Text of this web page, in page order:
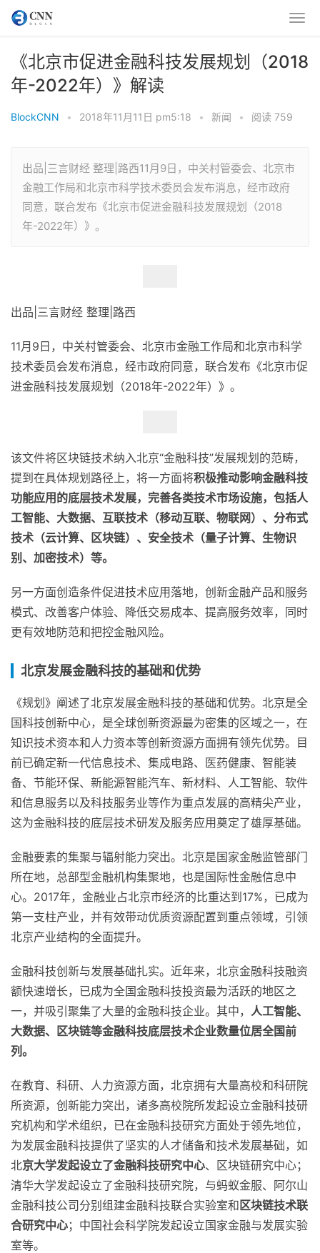
《北京市促进金融科技发展规划（2018
年-2022年）》解读
BlockCNN • 2018年11月11日 pm5:18 • 新闻 • 阅读 759
出品|三言财经 整理|路西11月9日，中关村管委会、北京市
金融工作局和北京市科学技术委员会发布消息，经市政府
同意，联合发布《北京市促进金融科技发展规划（2018
年-2022年）》。
出品|三言财经 整理|路西
11月9日，中关村管委会、北京市金融工作局和北京市科学
技术委员会发布消息，经市政府同意，联合发布《北京市促
进金融科技发展规划（2018年-2022年）》。
该文件将区块链技术纳入北京“金融科技”发展规划的范畴，
提到在具体规划路径上，将一方面将积极推动影响金融科技
功能应用的底层技术发展，完善各类技术市场设施，包括人
工智能、大数据、互联技术（移动互联、物联网）、分布式
技术（云计算、区块链）、安全技术（量子计算、生物识
别、加密技术）等。
另一方面创造条件促进技术应用落地，创新金融产品和服务
模式、改善客户体验、降低交易成本、提高服务效率，同时
更有效地防范和把控金融风险。
北京发展金融科技的基础和优势
《规划》阐述了北京发展金融科技的基础和优势。北京是全
国科技创新中心，是全球创新资源最为密集的区域之一，在
知识技术资本和人力资本等创新资源方面拥有领先优势。目
前已确定新一代信息技术、集成电路、医药健康、智能装
备、节能环保、新能源智能汽车、新材料、人工智能、软件
和信息服务以及科技服务业等作为重点发展的高精尖产业，
这为金融科技的底层技术研发及服务应用奠定了雄厚基础。
金融要素的集聚与辐射能力突出。北京是国家金融监管部门
所在地，总部型金融机构集聚地，也是国际性金融信息中
心。2017年，金融业占北京市经济的比重达到17%，已成为
第一支柱产业，并有效带动优质资源配置到重点领域，引领
北京产业结构的全面提升。
金融科技创新与发展基础扎实。近年来，北京金融科技融资
额快速增长，已成为全国金融科技投资最为活跃的地区之
一，并吸引聚集了大量的金融科技企业。其中， 人工智能、
大数据、区块链等金融科技底层技术企业数量位居全国前
列。
在教育、科研、人力资源方面，北京拥有大量高校和科研院
所资源，创新能力突出，诸多高校院所发起设立金融科技研
究机构和学术组织，已在金融科技研究方面处于领先地位，
为发展金融科技提供了坚实的人才储备和技术发展基础，如
北京大学发起设立了金融科技研究中心、区块链研究中心；
清华大学发起设立了金融科技研究院，与蚂蚁金服、阿尔山
金融科技公司分别组建金融科技联合实验室和 区块链技术联
合研究中心；中国社会科学院发起设立国家金融与发展实验
室等。